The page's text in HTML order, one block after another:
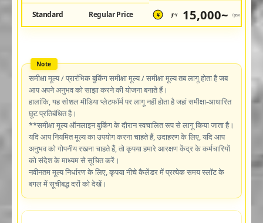
Standard Regular Price ¥ JPY 15,000~ /pax
समीक्षा मूल्य / प्रारंभिक बुकिंग समीक्षा मूल्य / समीक्षा मूल्य तब लागू होता है जब
आप अपने अनुभव को साझा करने की योजना बनाते हैं।
हालांकि, यह सोशल मीडिया प्लेटफॉर्म पर लागू नहीं होता है जहां समीक्षा-आधारित
छूट प्रतिबंधित है।
**समीक्षा मूल्य ऑनलाइन बुकिंग के दौरान स्वचालित रूप से लागू किया जाता है।
यदि आप नियमित मूल्य का उपयोग करना चाहते हैं, उदाहरण के लिए, यदि आप
अनुभव को गोपनीय रखना चाहते हैं, तो कृपया हमारे आरक्षण केंद्र के कर्मचारियों
को संदेश के माध्यम से सूचित करें।
नवीनतम मूल्य निर्धारण के लिए, कृपया नीचे कैलेंडर में प्रत्येक समय स्लॉट के
बगल में सूचीबद्ध दरों को देखें।